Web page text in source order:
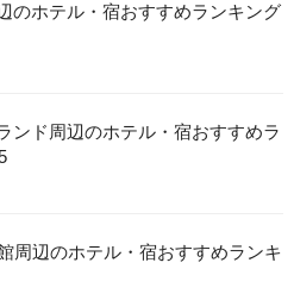
のホテル・宿おすすめランキング
ンド周辺のホテル・宿おすすめラ
周辺のホテル・宿おすすめランキ